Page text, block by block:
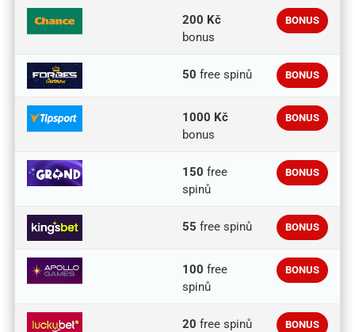
200 Kč
bonus
BONUS
50 free spinů BONUS
1000 Kč
bonus
BONUS
150 free
spinů
BONUS
55 free spinů BONUS
100 free
spinů
BONUS
20 free spinů BONUS